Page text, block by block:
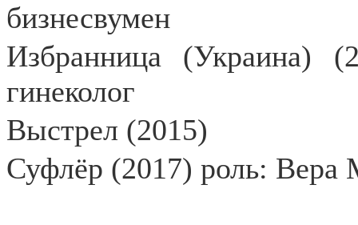
бизнесвумен
Избранница (Украина)
гинеколог
Выстрел (2015)
Суфлёр (2017) роль: Вера